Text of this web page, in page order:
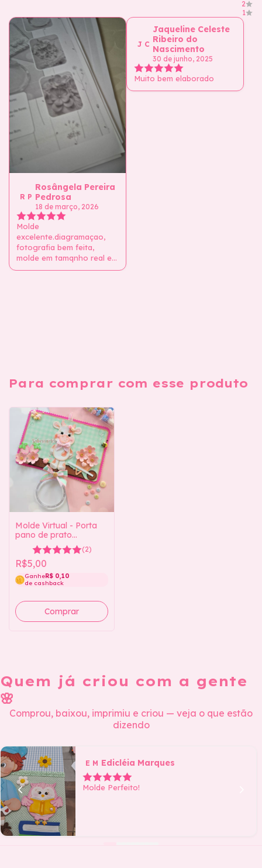
2
1
R P
Rosângela Pereira
Pedrosa
18 de março, 2026
Molde
excelente.diagramaçao,
fotografia bem feita,
molde em tamqnho real e
bem descrito..lista de
J C
Jaqueline Celeste
Ribeiro do
Nascimento
30 de junho, 2025
Muito bem elaborado
Para comprar com esse produto
Molde Virtual - Porta
pano de prato
Vaquinha
(2)
R$5,00
GanheR$ 0,10
de cashback
Quem já criou com a gente
🌸
Comprou, baixou, imprimiu e criou — veja o que estão
dizendo
E M Edicléia Marques
Molde Perfeito!